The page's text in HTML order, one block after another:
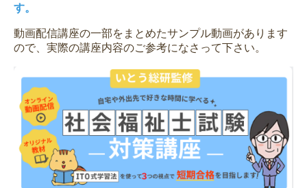
す。
動画配信講座の一部をまとめたサンプル動画があります
ので、実際の講座内容のご参考になさって下さい。